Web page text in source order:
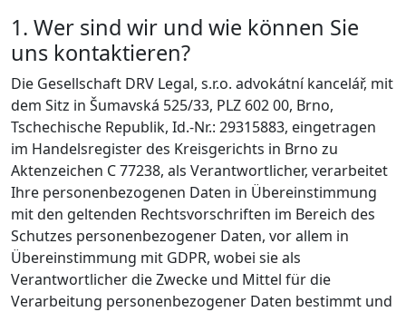
1. Wer sind wir und wie können Sie
uns kontaktieren?
Die Gesellschaft DRV Legal, s.r.o. advokátní kancelář, mit
dem Sitz in Šumavská 525/33, PLZ 602 00, Brno,
Tschechische Republik, Id.-Nr.: 29315883, eingetragen
im Handelsregister des Kreisgerichts in Brno zu
Aktenzeichen C 77238, als Verantwortlicher, verarbeitet
Ihre personenbezogenen Daten in Übereinstimmung
mit den geltenden Rechtsvorschriften im Bereich des
Schutzes personenbezogener Daten, vor allem in
Übereinstimmung mit GDPR, wobei sie als
Verantwortlicher die Zwecke und Mittel für die
Verarbeitung personenbezogener Daten bestimmt und